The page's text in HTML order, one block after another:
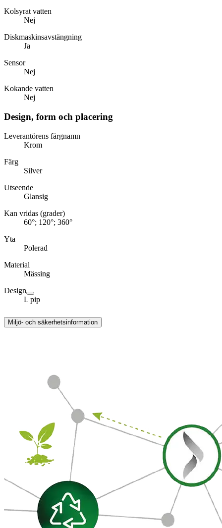
Kolsyrat vatten
Nej
Diskmaskinsavstängning
Ja
Sensor
Nej
Kokande vatten
Nej
Design, form och placering
Leverantörens färgnamn
Krom
Färg
Silver
Utseende
Glansig
Kan vridas (grader)
60°; 120°; 360°
Yta
Polerad
Material
Mässing
Design
L pip
Miljö- och säkerhetsinformation